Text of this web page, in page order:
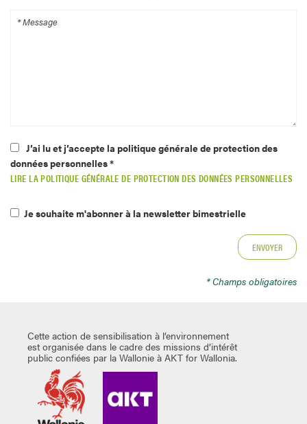
J’ai lu et j’accepte la politique générale de protection des
données personnelles *
LIRE LA POLITIQUE GÉNÉRALE DE PROTECTION DES DONNÉES PERSONNELLES
Je souhaite m'abonner à la newsletter bimestrielle
* Champs obligatoires
Cette action de sensibilisation à l’environnement
est organisée dans le cadre des missions d’intérêt
public confiées par la Wallonie à AKT for Wallonia.